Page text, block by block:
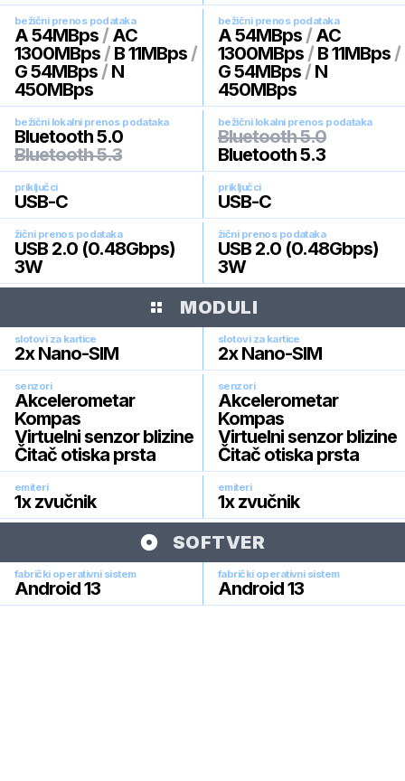
bežični prenos podataka
A 54MBps / AC
1300MBps / B 11MBps /
G 54MBps / N
450MBps
bežični prenos podataka
A 54MBps / AC
1300MBps / B 11MBps /
G 54MBps / N
450MBps
bežični lokalni prenos podataka
Bluetooth 5.0
Bluetooth 5.3
bežični lokalni prenos podataka
Bluetooth 5.0
Bluetooth 5.3
priključci
USB-C
priključci
USB-C
žični prenos podataka
USB 2.0 (0.48Gbps)
3W
žični prenos podataka
USB 2.0 (0.48Gbps)
3W
MODULI
slotovi za kartice
2x Nano-SIM
slotovi za kartice
2x Nano-SIM
senzori
Akcelerometar
Kompas
Virtuelni senzor blizine
Čitač otiska prsta
senzori
Akcelerometar
Kompas
Virtuelni senzor blizine
Čitač otiska prsta
emiteri
1x zvučnik
emiteri
1x zvučnik
SOFTVER
fabrički operativni sistem
Android 13
fabrički operativni sistem
Android 13